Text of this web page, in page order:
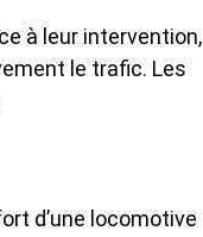
à leur intervention,
le trafic. Les
d’une locomotive